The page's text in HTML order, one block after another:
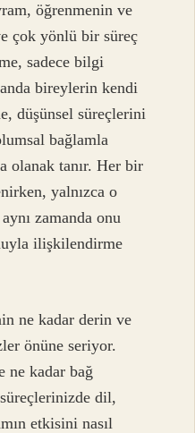
öğrenmenin ve
çok yönlü bir süreç
sadece bilgi
bireylerin kendi
düşünsel süreçlerini
bağlamla
olanak tanır. Her bir
yalnızca o
zamanda onu
ilişkilendirme
ne kadar derin ve
önüne seriyor.
ne kadar bağ
dil,
etkisini nasıl